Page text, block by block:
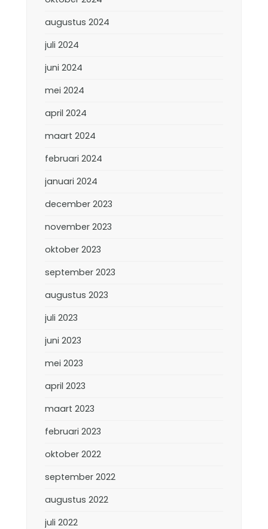
augustus 2024
juli 2024
juni 2024
mei 2024
april 2024
maart 2024
februari 2024
januari 2024
december 2023
november 2023
oktober 2023
september 2023
augustus 2023
juli 2023
juni 2023
mei 2023
april 2023
maart 2023
februari 2023
oktober 2022
september 2022
augustus 2022
juli 2022